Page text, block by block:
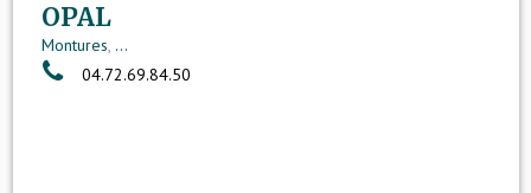
OPAL
Montures, ...
04.72.69.84.50